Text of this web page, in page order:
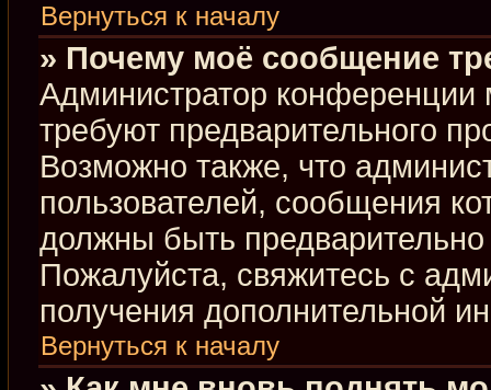
Вернуться к началу
» Почему моё сообщение
Администратор
требуют предварительного
Возможно также, что
пользователей, сообщения
должны быть
Пожалуйста, свяжитесь с
получения дополнительной
Вернуться к началу